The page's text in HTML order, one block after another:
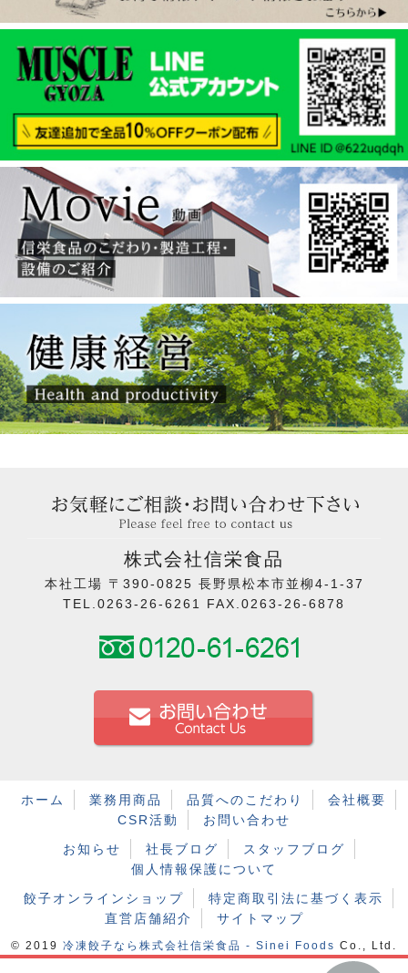
株式会社信栄食品
本社工場 〒390-0825 長野県松本市並柳4-1-37
TEL.0263-26-6261 FAX.0263-26-6878
ホーム 業務用商品 品質へのこだわり
会社概要
CSR活動
お問い合わせ
お知らせ
社長ブログ
スタッフブログ
個人情報保護について
餃子オンラインショップ
特定商取引法に基づく表示
直営店舗紹介
サイトマップ
© 2019 冷凍餃子なら株式会社信栄食品 - Sinei Foods Co., Ltd.